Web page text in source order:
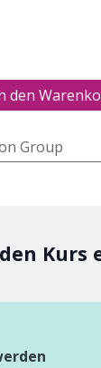
den
Group
Kurs